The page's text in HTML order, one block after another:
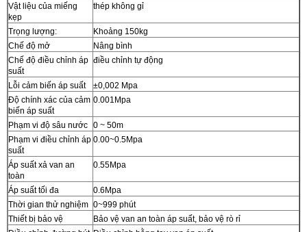
Vật liệu của miếng
kẹp
thép không gỉ
Trọng lượng:
Khoảng 150kg
Chế độ mở
Nâng bình
Chế độ điều chỉnh áp
suất
điều chỉnh tự động
Lỗi cảm biến áp suất
±0,002 Mpa
Độ chính xác của cảm
biến áp suất
0.001Mpa
Phạm vi độ sâu nước 0 ~ 50m
Phạm vi điều chỉnh áp
suất
0.00~0.5Mpa
Áp suất xả van an
toàn
0.55Mpa
Áp suất tối đa
0.6Mpa
Thời gian thử nghiệm 0~999 phút
Thiết bị bảo vệ
Bảo vệ van an toàn áp suất, bảo vệ rò rỉ